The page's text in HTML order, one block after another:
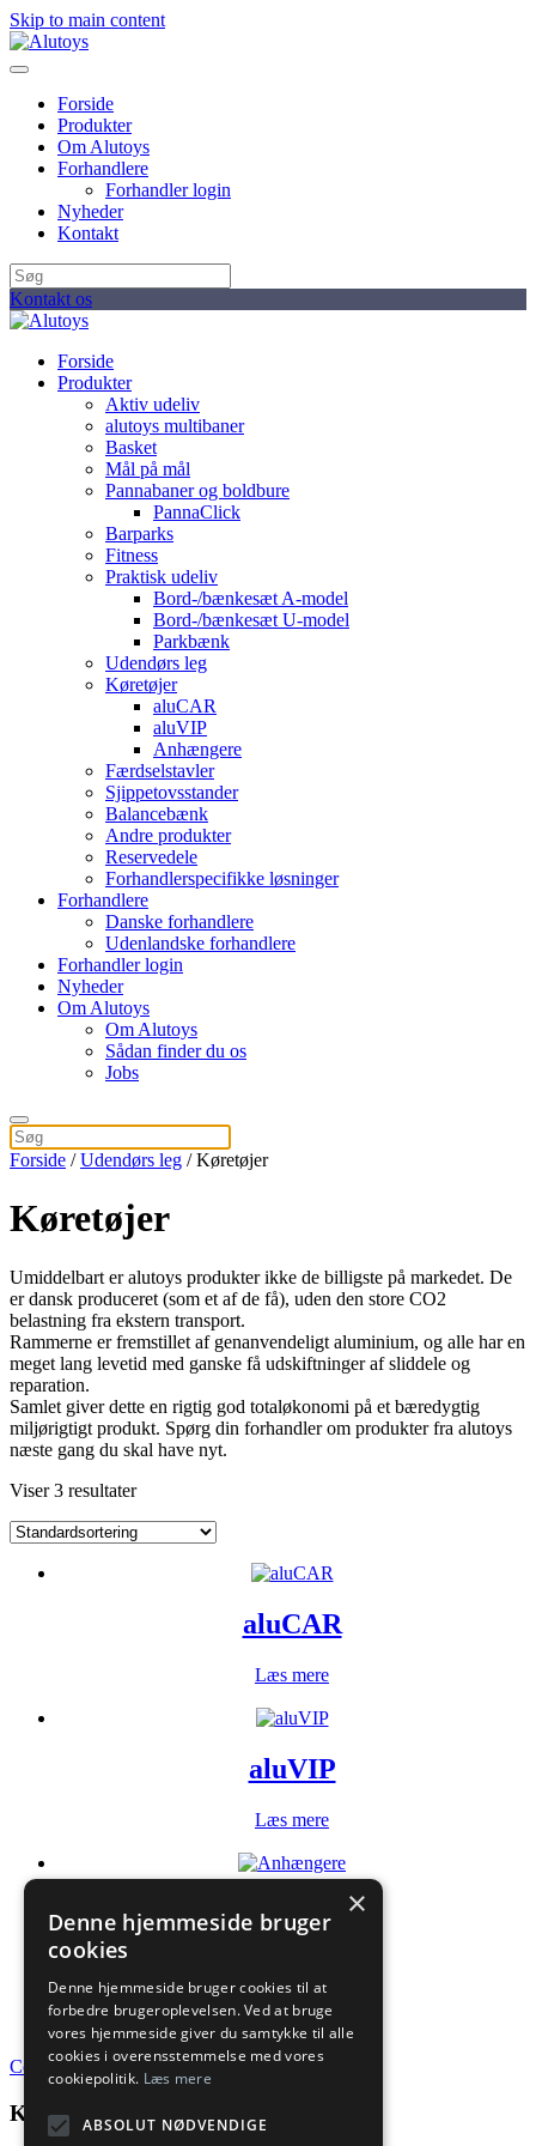
Skip to main content
Forside
Produkter
Om Alutoys
Forhandlere
Forhandler login
Nyheder
Kontakt
Kontakt os
Forside
Produkter
Aktiv udeliv
alutoys multibaner
Basket
Mål på mål
Pannabaner og boldbure
PannaClick
Barparks
Fitness
Praktisk udeliv
Bord-/bænkesæt A-model
Bord-/bænkesæt U-model
Parkbænk
Udendørs leg
Køretøjer
aluCAR
aluVIP
Anhængere
Færdselstavler
Sjippetovsstander
Balancebænk
Andre produkter
Reservedele
Forhandlerspecifikke løsninger
Forhandlere
Danske forhandlere
Udenlandske forhandlere
Forhandler login
Nyheder
Om Alutoys
Om Alutoys
Sådan finder du os
Jobs
Forside /Udendørs leg / Køretøjer
Køretøjer
Umiddelbart er alutoys produkter ikke de billigste på markedet. De
er dansk produceret (som et af de få), uden den store CO2
belastning fra ekstern transport.
Rammerne er fremstillet af genanvendeligt aluminium, og alle har en
meget lang levetid med ganske få udskiftninger af sliddele og
reparation.
Samlet giver dette en rigtig god totaløkonomi på et bæredygtig
miljørigtigt produkt. Spørg din forhandler om produkter fra alutoys
næste gang du skal have nyt.
Viser 3 resultater
aluCAR
Læs mere
aluVIP
Læs mere
Anhængere
Cookies- og privatlivspolitik
Kontakt
×
Denne hjemmeside bruger
cookies
Denne hjemmeside bruger cookies til at
forbedre brugeroplevelsen. Ved at bruge
vores hjemmeside giver du samtykke til alle
cookies i overensstemmelse med vores
cookiepolitik. Læs mere
ABSOLUT NØDVENDIGE